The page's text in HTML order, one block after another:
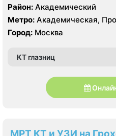
Район: Академический
Метро: Академическая,
Город: Москва
КТ глазниц